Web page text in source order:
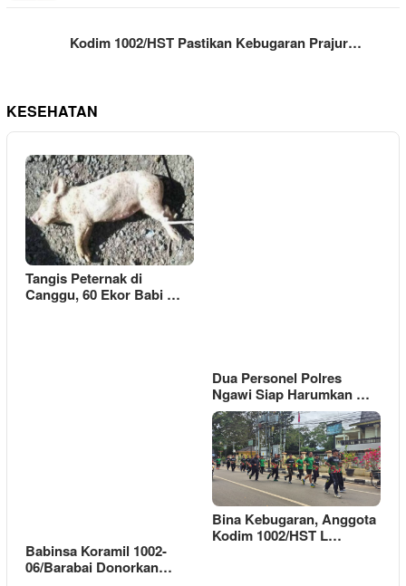
Kodim 1002/HST Pastikan Kebugaran Prajur…
KESEHATAN
Tangis Peternak di
Canggu, 60 Ekor Babi …
Dua Personel Polres
Ngawi Siap Harumkan …
Babinsa Koramil 1002-
06/Barabai Donorkan…
Bina Kebugaran, Anggota
Kodim 1002/HST L…